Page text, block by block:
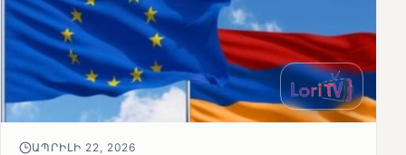
ԱՊՐԻԼԻ 22, 2026